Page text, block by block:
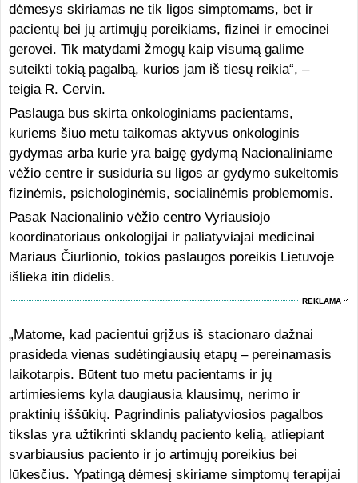
dėmesys skiriamas ne tik ligos simptomams, bet ir
pacientų bei jų artimųjų poreikiams, fizinei ir emocinei
gerovei. Tik matydami žmogų kaip visumą galime
suteikti tokią pagalbą, kurios jam iš tiesų reikia“, –
teigia R. Cervin.
Paslauga bus skirta onkologiniams pacientams,
kuriems šiuo metu taikomas aktyvus onkologinis
gydymas arba kurie yra baigę gydymą Nacionaliniame
vėžio centre ir susiduria su ligos ar gydymo sukeltomis
fizinėmis, psichologinėmis, socialinėmis problemomis.
Pasak Nacionalinio vėžio centro Vyriausiojo
koordinatoriaus onkologijai ir paliatyviajai medicinai
Mariaus Čiurlionio, tokios paslaugos poreikis Lietuvoje
išlieka itin didelis.
REKLAMA
„Matome, kad pacientui grįžus iš stacionaro dažnai
prasideda vienas sudėtingiausių etapų – pereinamasis
laikotarpis. Būtent tuo metu pacientams ir jų
artimiesiems kyla daugiausia klausimų, nerimo ir
praktinių iššūkių. Pagrindinis paliatyviosios pagalbos
tikslas yra užtikrinti sklandų paciento kelią, atliepiant
svarbiausius paciento ir jo artimųjų poreikius bei
lūkesčius. Ypatingą dėmesį skiriame simptomų terapijai